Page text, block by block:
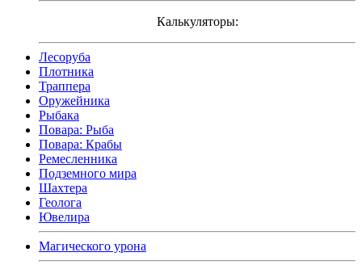
Калькуляторы:
Лесоруба
Плотника
Траппера
Оружейника
Рыбака
Повара: Рыба
Повара: Крабы
Ремесленника
Подземного мира
Шахтера
Геолога
Ювелира
Магического урона